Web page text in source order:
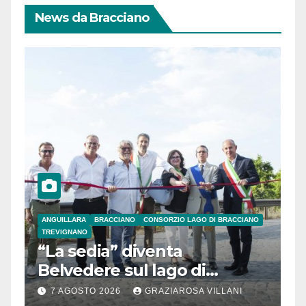
News da Bracciano
ANGUILLARA BRACCIANO
CONSORZIO LAGO DI BRACCIANO
TREVIGNANO
“La sedia” diventa
Belvedere sul lago di
Bracciano: ieri
7 AGOSTO 2026 GRAZIAROSA VILLANI